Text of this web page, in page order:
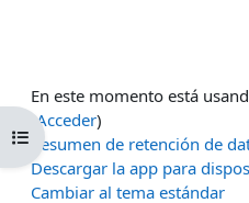
Abrir índice del curso
En este momento está
(Acceder)
Resumen de retención de
Descargar la app para
Cambiar al tema estándar